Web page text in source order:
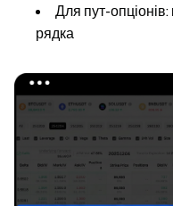
Для пут-
рядка